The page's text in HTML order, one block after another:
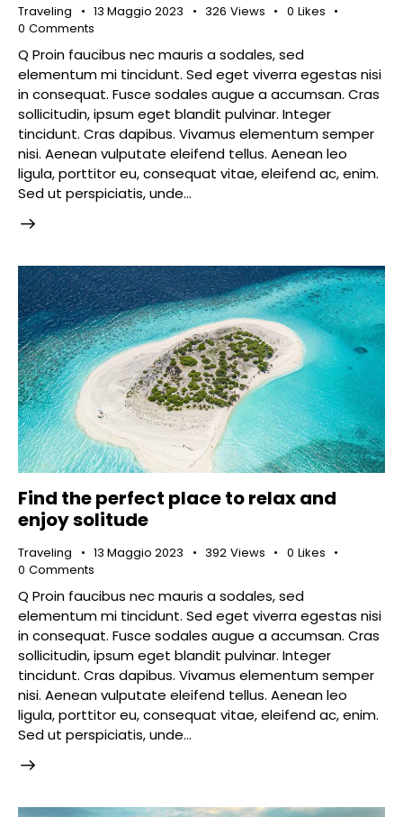
Traveling 13 Maggio 2023 326 Views 0 Likes
0 Comments
Q Proin faucibus nec mauris a sodales, sed
elementum mi tincidunt. Sed eget viverra egestas nisi
in consequat. Fusce sodales augue a accumsan. Cras
sollicitudin, ipsum eget blandit pulvinar. Integer
tincidunt. Cras dapibus. Vivamus elementum semper
nisi. Aenean vulputate eleifend tellus. Aenean leo
ligula, porttitor eu, consequat vitae, eleifend ac, enim.
Sed ut perspiciatis, unde…
Find the perfect place to relax and
enjoy solitude
Traveling 13 Maggio 2023 392 Views 0 Likes
0 Comments
Q Proin faucibus nec mauris a sodales, sed
elementum mi tincidunt. Sed eget viverra egestas nisi
in consequat. Fusce sodales augue a accumsan. Cras
sollicitudin, ipsum eget blandit pulvinar. Integer
tincidunt. Cras dapibus. Vivamus elementum semper
nisi. Aenean vulputate eleifend tellus. Aenean leo
ligula, porttitor eu, consequat vitae, eleifend ac, enim.
Sed ut perspiciatis, unde…